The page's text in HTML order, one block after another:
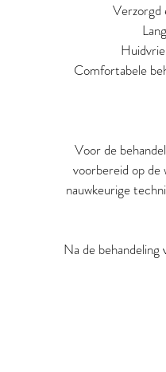
Verzorgd
Comfortabele
Voor de
voorbereid op de
nauwkeurige
Na de